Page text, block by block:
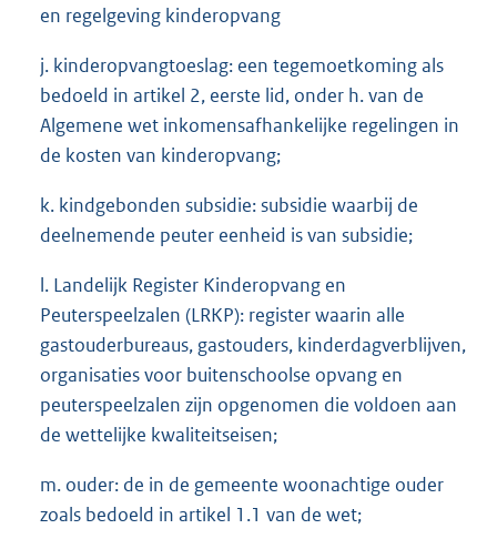
en regelgeving kinderopvang
j. kinderopvangtoeslag: een tegemoetkoming als
bedoeld in artikel 2, eerste lid, onder h. van de
Algemene wet inkomensafhankelijke regelingen in
de kosten van kinderopvang;
k. kindgebonden subsidie: subsidie waarbij de
deelnemende peuter eenheid is van subsidie;
l. Landelijk Register Kinderopvang en
Peuterspeelzalen (LRKP): register waarin alle
gastouderbureaus, gastouders, kinderdagverblijven,
organisaties voor buitenschoolse opvang en
peuterspeelzalen zijn opgenomen die voldoen aan
de wettelijke kwaliteitseisen;
m. ouder: de in de gemeente woonachtige ouder
zoals bedoeld in artikel 1.1 van de wet;